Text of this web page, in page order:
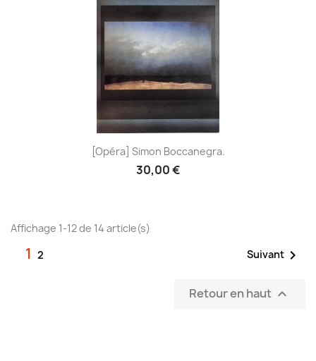
[Opéra] Simon Boccanegra.
30,00 €
Affichage 1-12 de 14 article(s)
1 2 Suivant 
Retour en haut 